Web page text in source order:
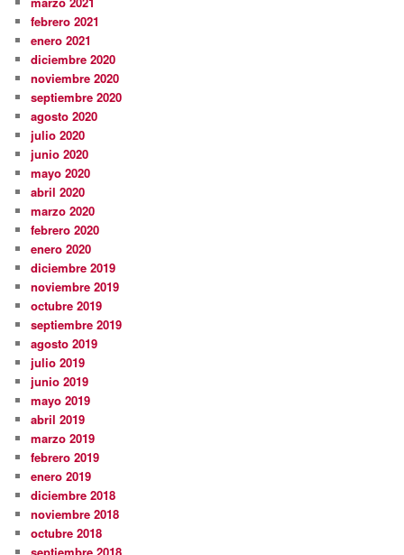
febrero 2021
enero 2021
diciembre 2020
noviembre 2020
septiembre 2020
agosto 2020
julio 2020
junio 2020
mayo 2020
abril 2020
marzo 2020
febrero 2020
enero 2020
diciembre 2019
noviembre 2019
octubre 2019
septiembre 2019
agosto 2019
julio 2019
junio 2019
mayo 2019
abril 2019
marzo 2019
febrero 2019
enero 2019
diciembre 2018
noviembre 2018
octubre 2018